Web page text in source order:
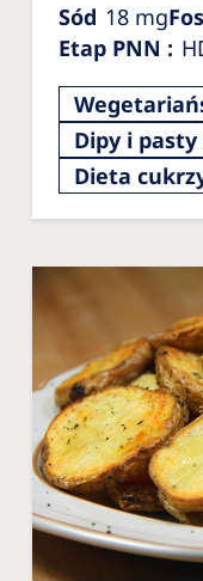
Sód 18 mg
Etap PNN :
Dipy i
Dieta